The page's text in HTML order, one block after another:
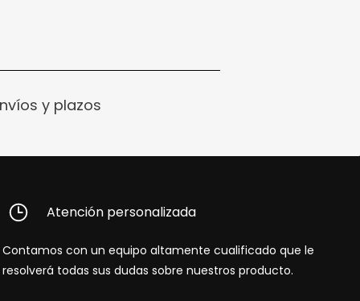
y plazos
Atención personalizada
Contamos con un equipo altamente cualificado que le
resolverá todas sus dudas sobre nuestros producto.